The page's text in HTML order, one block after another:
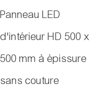
Panneau LED
d'intérieur HD 500 x
500 mm à épissure
sans couture